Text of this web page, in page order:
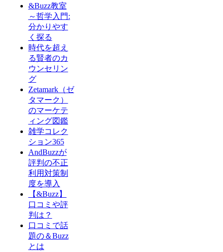
&Buzz教室
～哲学入門:
分かりやす
く探る
時代を超え
る賢者のカ
ウンセリン
グ
Zetamark（ゼ
タマーク）
のマーケテ
ィング図鑑
雑学コレク
ション365
AndBuzzが
評判の不正
利用対策制
度を導入
【&Buzz】
口コミや評
判は？
口コミで話
題の＆Buzz
とは